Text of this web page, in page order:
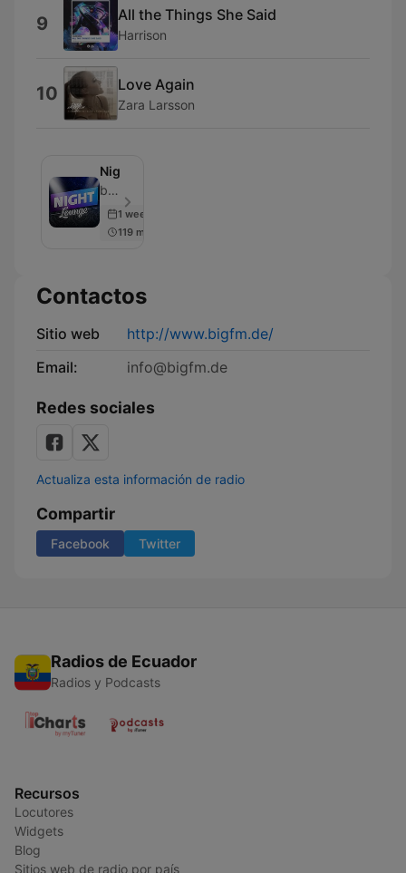
9 All the Things She Said
Harrison
10 Love Again
Zara Larsson
Nightlounge
bigFM - Episodio 500
1 week ago
119 min
Contactos
Sitio web
http://www.bigfm.de/
Email:
info@bigfm.de
Redes sociales
Actualiza esta información de radio
Compartir
Facebook Twitter
Radios de Ecuador
Radios y Podcasts
Recursos
Locutores
Widgets
Blog
Sitios web de radio por país